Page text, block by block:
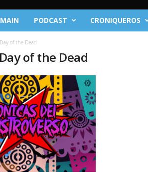
MAIN PODCAST CRONIQUEROS
Day of the Dead
of the Dead